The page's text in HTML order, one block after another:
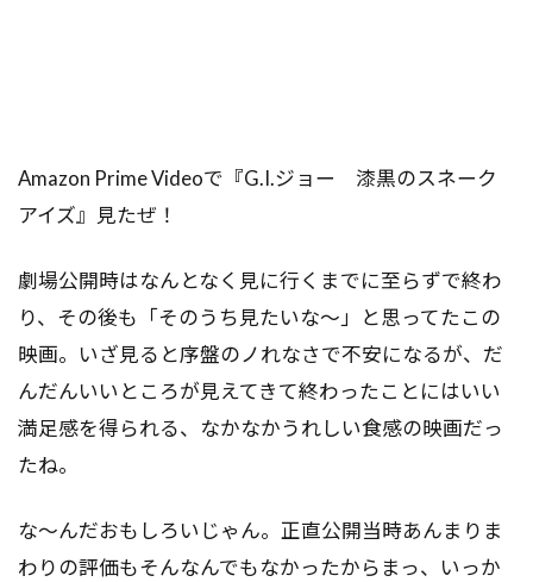
Amazon Prime Videoで『G.I.ジョー 漆黒のスネーク
アイズ』見たぜ！
劇場公開時はなんとなく見に行くまでに至らずで終わ
り、その後も「そのうち見たいな～」と思ってたこの
映画。いざ見ると序盤のノれなさで不安になるが、だ
んだんいいところが見えてきて終わったことにはいい
満足感を得られる、なかなかうれしい食感の映画だっ
たね。
な～んだおもしろいじゃん。正直公開当時あんまりま
わりの評価もそんなんでもなかったからまっ、いっか